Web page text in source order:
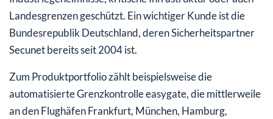
Landesgrenzen geschützt. Ein wichtiger Kunde ist die
Bundesrepublik Deutschland, deren Sicherheitspartner
Secunet bereits seit 2004 ist.
Zum Produktportfolio zählt beispielsweise die
automatisierte Grenzkontrolle easygate, die mittlerweile
an den Flughäfen Frankfurt, München, Hamburg,